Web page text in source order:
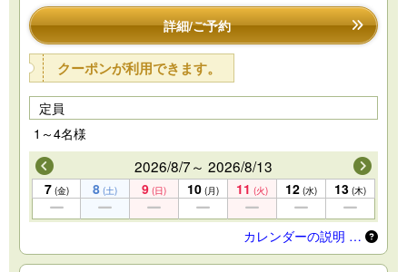
詳細/ご予約
クーポンが利用できます。
定員
1～4名様
2026/8/7～ 2026/8/13
7 (金) 8 (土) 9 (日) 10 (月) 11 (火) 12 (水) 13 (木)
カレンダーの説明 …